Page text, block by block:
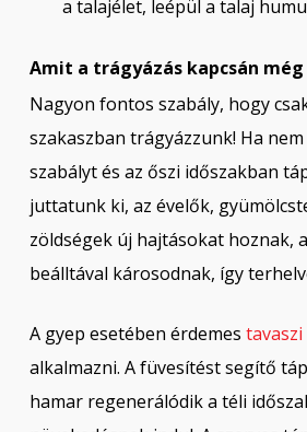
a talajélet, leépül a talaj
Amit a trágyázás kapcsán
Nagyon fontos szabály, hogy
szakaszban trágyázzunk! Ha
szabályt és az őszi időszakban
juttatunk ki, az évelők,
zöldségek új hajtásokat hoznak,
beálltával károsodnak, így
A gyep esetében érdemes
alkalmazni. A füvesítést segítő
hamar regenerálódik a téli